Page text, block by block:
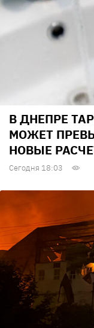
В ДНЕПРЕ
МОЖЕТ
НОВЫЕ
Сегодня 18:03